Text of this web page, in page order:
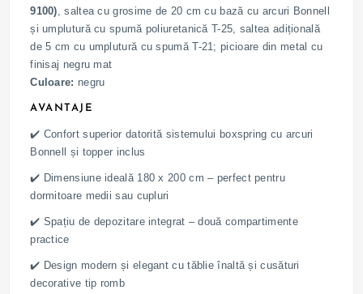
9100) , saltea cu grosime de 20 cm cu bază cu arcuri Bonnell
și umplutură cu spumă poliuretanică T-25, saltea adițională
de 5 cm cu umplutură cu spumă T-21; picioare din metal cu
finisaj negru mat
Culoare: negru
AVANTAJE
✔️ Confort superior datorită sistemului boxspring cu arcuri
Bonnell și topper inclus
✔️ Dimensiune ideală 180 x 200 cm – perfect pentru
dormitoare medii sau cupluri
✔️ Spațiu de depozitare integrat – două compartimente
practice
✔️ Design modern și elegant cu tăblie înaltă și cusături
decorative tip romb